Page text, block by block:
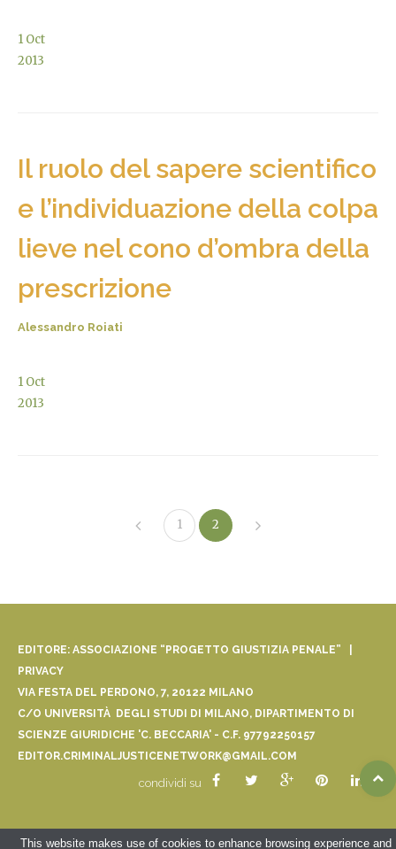
1 Oct
2013
Il ruolo del sapere scientifico
e l’individuazione della colpa
lieve nel cono d’ombra della
prescrizione
Alessandro Roiati
1 Oct
2013
1 2
EDITORE: ASSOCIAZIONE “PROGETTO GIUSTIZIA PENALE” |
PRIVACY
VIA FESTA DEL PERDONO, 7, 20122 MILANO
C/O UNIVERSITÀ DEGLI STUDI DI MILANO, DIPARTIMENTO DI
SCIENZE GIURIDICHE 'C. BECCARIA' - C.F. 97792250157
EDITOR.CRIMINALJUSTICENETWORK@GMAIL.COM
condividi su
This website makes use of cookies to enhance browsing experience and